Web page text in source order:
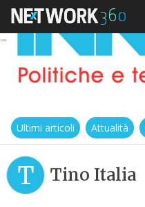
Ultimi articoli Attualità
T Tino Italia